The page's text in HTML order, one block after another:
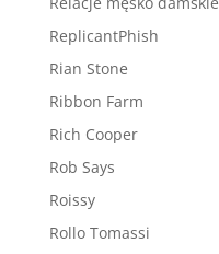
ReplicantPhish
Rian Stone
Ribbon Farm
Rich Cooper
Rob Says
Roissy
Rollo Tomassi